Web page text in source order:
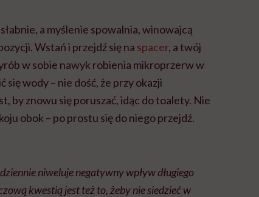
a myślenie spowalnia, winowajcą
Wstań i przejdź się na spacer, a twój
w sobie nawyk robienia mikroprzerw w
wody – nie dość, że przy okazji
by znowu się poruszać, idąc do toalety. Nie
obok – po prostu się do niego przejdź.
niweluje negatywny wpływ długiego
kwestią jest też to, żeby nie siedzieć w